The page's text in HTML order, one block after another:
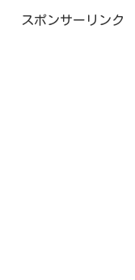
スポンサーリンク